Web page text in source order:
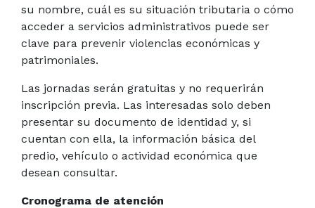
su nombre, cuál es su situación tributaria o cómo
acceder a servicios administrativos puede ser
clave para prevenir violencias económicas y
patrimoniales.
Las jornadas serán gratuitas y no requerirán
inscripción previa. Las interesadas solo deben
presentar su documento de identidad y, si
cuentan con ella, la información básica del
predio, vehículo o actividad económica que
desean consultar.
Cronograma de atención